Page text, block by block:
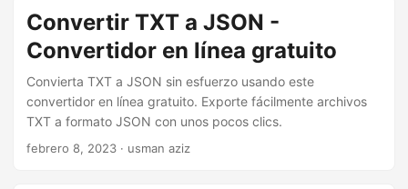
Convertir TXT a JSON -
Convertidor en línea gratuito
Convierta TXT a JSON sin esfuerzo usando este
convertidor en línea gratuito. Exporte fácilmente archivos
TXT a formato JSON con unos pocos clics.
febrero 8, 2023 · usman aziz